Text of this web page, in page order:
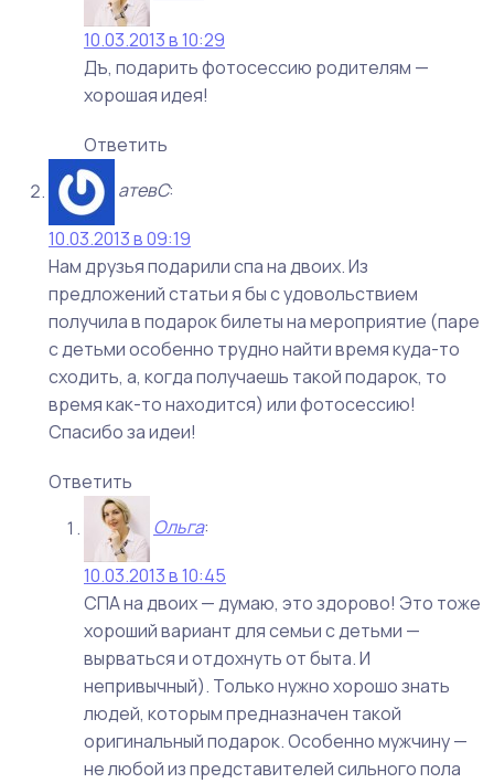
10.03.2013 в 10:29
Дъ, подарить фотосессию родителям —
хорошая идея!
Ответить
атевС:
10.03.2013 в 09:19
Нам друзья подарили спа на двоих. Из
предложений статьи я бы с удовольствием
получила в подарок билеты на мероприятие (паре
с детьми особенно трудно найти время куда-то
сходить, а, когда получаешь такой подарок, то
время как-то находится) или фотосессию!
Спасибо за идеи!
Ответить
Ольга:
10.03.2013 в 10:45
СПА на двоих — думаю, это здорово! Это тоже
хороший вариант для семьи с детьми —
вырваться и отдохнуть от быта. И
непривычный). Только нужно хорошо знать
людей, которым предназначен такой
оригинальный подарок. Особенно мужчину —
не любой из представителей сильного пола